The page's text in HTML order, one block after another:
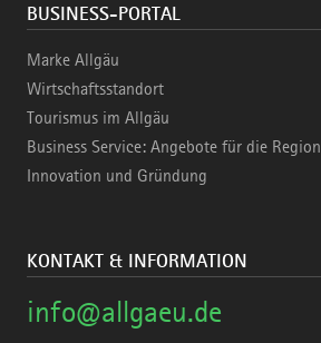
BUSINESS-PORTAL
Marke Allgäu
Wirtschaftsstandort
Tourismus im Allgäu
Business Service: Angebote für die Region
Innovation und Gründung
KONTAKT & INFORMATION
info@allgaeu.de